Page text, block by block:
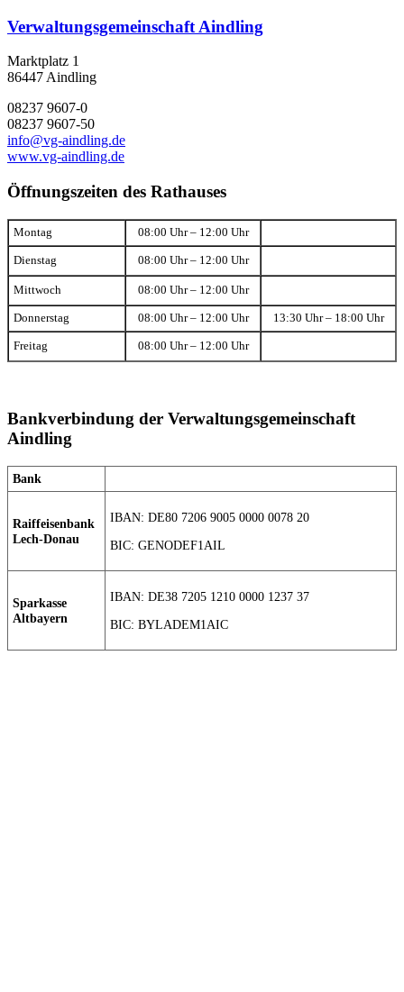
Verwaltungsgemeinschaft Aindling
Marktplatz 1
86447 Aindling
08237 9607-0
08237 9607-50
info@vg-aindling.de
www.vg-aindling.de
Öffnungszeiten des Rathauses
Montag 08:00 Uhr – 12:00 Uhr
Dienstag 08:00 Uhr – 12:00 Uhr
Mittwoch 08:00 Uhr – 12:00 Uhr
Donnerstag 08:00 Uhr – 12:00 Uhr 13:30 Uhr – 18:00 Uhr
Freitag 08:00 Uhr – 12:00 Uhr
Bankverbindung der Verwaltungsgemeinschaft
Aindling
Bank
Raiffeisenbank
Lech-Donau
IBAN: DE80 7206 9005 0000 0078 20
BIC: GENODEF1AIL
Sparkasse
Altbayern
IBAN: DE38 7205 1210 0000 1237 37
BIC: BYLADEM1AIC